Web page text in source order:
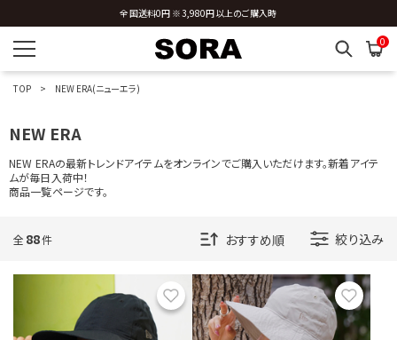
新規会員登録 ※今ならすぐに使える500円分のクーポンプレゼント
0
TOP NEW ERA(ニューエラ)
NEW ERA
NEW ERAの最新トレンドアイテムをオンラインでご購入いただけます。新着アイテ
ムが毎日入荷中！
商品一覧ページです。
全 88件 絞り込み
お気に入り お気